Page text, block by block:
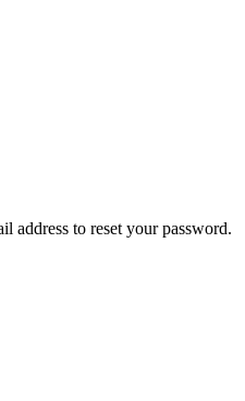
address to reset your password.